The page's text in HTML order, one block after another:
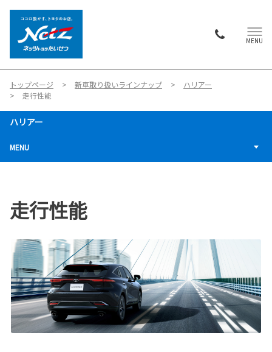
MENU
トップページ 新車取り扱いラインナップ
ハリアー
走行性能
ハリアー
MENU
走行性能